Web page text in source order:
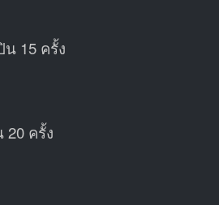
15 ครั้ง
20 ครั้ง